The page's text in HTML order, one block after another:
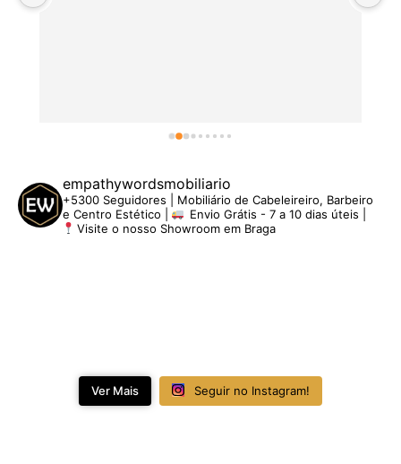
empathywordsmobiliario
+5300 Seguidores | Mobiliário de Cabeleireiro, Barbeiro
e Centro Estético |
Envio Grátis - 7 a 10 dias úteis |
Visite o nosso Showroom em Braga
Ver Mais Seguir no Instagram!